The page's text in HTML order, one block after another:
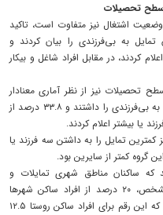
سطح تحصیلات
اشتغال نیز متفاوت است، تاکید
تمایل به بی‌فرزندی را بیان کردند و
کردند، در مقابل افراد شاغل و بیکار
تحصیلات نیز از نظر آماری معنادار
بود؛ افراد بی‌سواد با ۴.۴ درصد، بیشترین تمایل به بی‌فرزندی را داشتند و ۳۳.۸ درصد از
یا بیشتر اعلام کردند.
کمترین تمایل را به داشتن سه فرزند یا
گروه کمتر از سایرین بود.
ساکنان مناطق شهری تمایلات و
ایده‌آل‌های باروری پایین‌تری دارند، به‌ طور مشخص، ۲۰ درصد از افراد ساکن شهرها
تمایل به داشتن کمتر از ۲ فرزند دارند، در حالی که این رقم برای افراد ساکن روستا ۱۲.۵